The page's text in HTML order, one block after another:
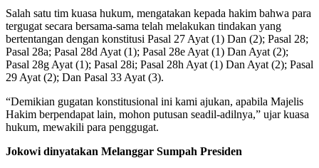
Salah satu tim kuasa hukum, mengatakan kepada hakim bahwa para
tergugat secara bersama-sama telah melakukan tindakan yang
bertentangan dengan konstitusi Pasal 27 Ayat (1) Dan (2); Pasal 28;
Pasal 28a; Pasal 28d Ayat (1); Pasal 28e Ayat (1) Dan Ayat (2);
Pasal 28g Ayat (1); Pasal 28i; Pasal 28h Ayat (1) Dan Ayat (2); Pasal
29 Ayat (2); Dan Pasal 33 Ayat (3).
“Demikian gugatan konstitusional ini kami ajukan, apabila Majelis
Hakim berpendapat lain, mohon putusan seadil-adilnya,” ujar kuasa
hukum, mewakili para penggugat.
Jokowi dinyatakan Melanggar Sumpah Presiden